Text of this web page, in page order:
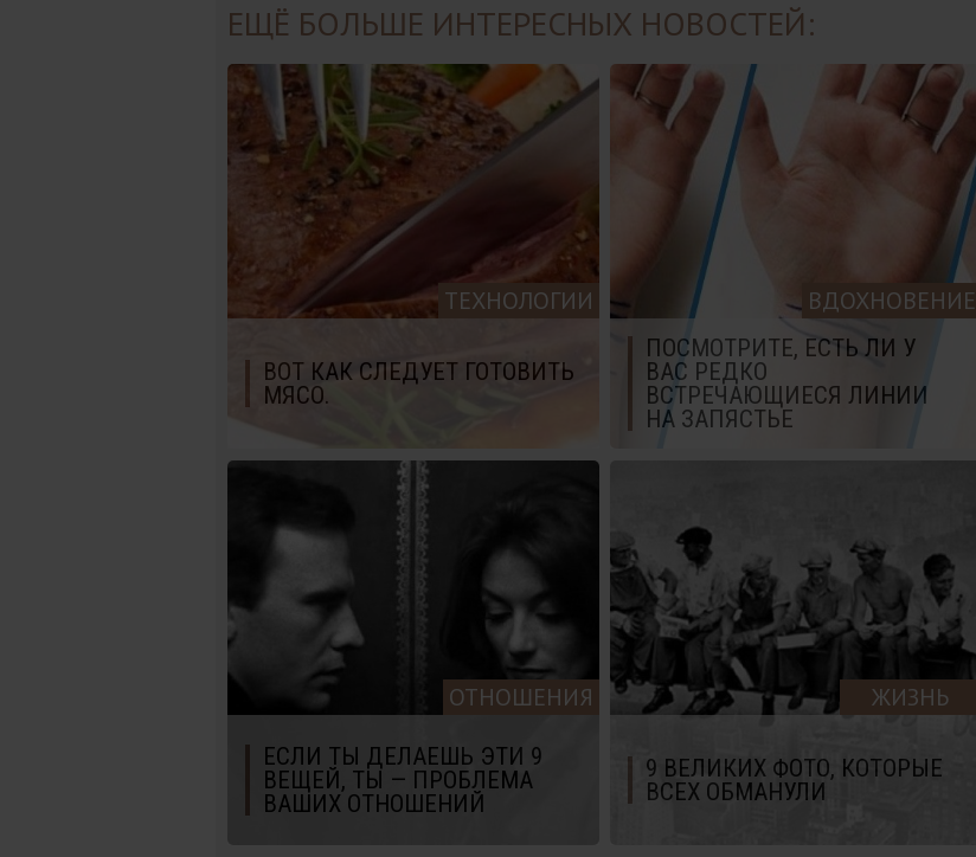
ЕЩЁ БОЛЬШЕ ИНТЕРЕСНЫХ НОВОСТЕЙ:
ТЕХНОЛОГИИ
ВОТ КАК СЛЕДУЕТ ГОТОВИТЬ
МЯСО.
ВДОХНОВЕНИЕ
ПОСМОТРИТЕ, ЕСТЬ ЛИ У
ВАС РЕДКО
ВСТРЕЧАЮЩИЕСЯ ЛИНИИ
НА ЗАПЯСТЬЕ
ОТНОШЕНИЯ
ЕСЛИ ТЫ ДЕЛАЕШЬ ЭТИ 9
ВЕЩЕЙ, ТЫ — ПРОБЛЕМА
ВАШИХ ОТНОШЕНИЙ
ЖИЗНЬ
9 ВЕЛИКИХ ФОТО, КОТОРЫЕ
ВСЕХ ОБМАНУЛИ